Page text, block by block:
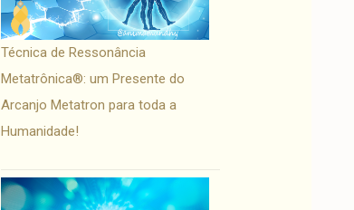
Técnica de Ressonância
Metatrônica®: um Presente do
Arcanjo Metatron para toda a
Humanidade!